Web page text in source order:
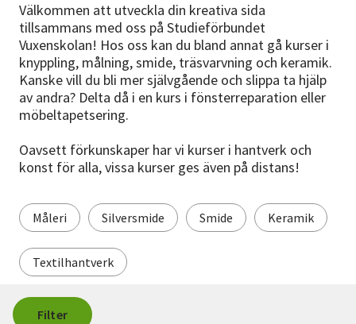
Avdelningar
Lyssna
Välkommen att utveckla din kreativa sida
tillsammans med oss på Studieförbundet
Vuxenskolan! Hos oss kan du bland annat gå kurser i
knyppling, målning, smide, träsvarvning och keramik.
Kanske vill du bli mer självgående och slippa ta hjälp
av andra? Delta då i en kurs i fönsterreparation eller
möbeltapetsering.
Oavsett förkunskaper har vi kurser i hantverk och
konst för alla, vissa kurser ges även på distans!
Måleri Silversmide Smide Keramik
Textilhantverk
Filter